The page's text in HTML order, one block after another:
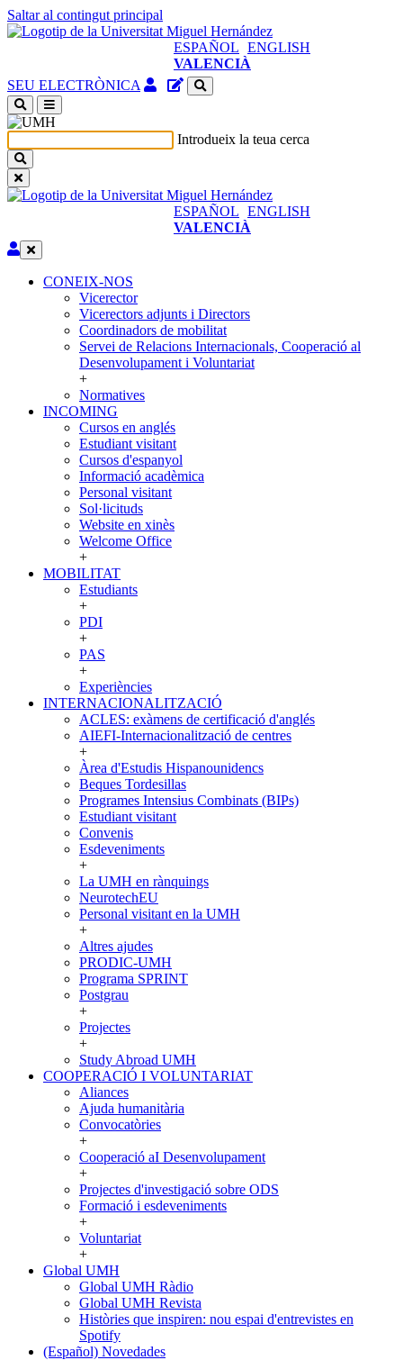
Saltar al contingut principal
ESPAÑOL ENGLISH
VALENCIÀ
SEU ELECTRÒNICA Accés
identificat
en
nova
Gestor
del
lloc
Introdueix la teua cerca
ESPAÑOL ENGLISH
VALENCIÀ
Editar
CONEIX-NOS
CONEIX-
NOS
Vicerector
Vicerectors adjunts i Directors
Coordinadors de mobilitat
Servei de Relacions Internacionals, Cooperació al
Desenvolupament i Voluntariat
+
Normatives
INCOMING
INCOMING
Cursos en anglés
Estudiant visitant
Cursos d'espanyol
Informació acadèmica
Personal visitant
Sol·licituds
Website en xinès
Welcome Office
+
MOBILITAT
MOBILITAT
Estudiants
+
PDI
+
PAS
+
Experiències
INTERNACIONALITZACIÓ
INTERNACIONALITZACIÓ
ACLES: exàmens de certificació d'anglés
AIEFI-Internacionalització de centres
+
Àrea d'Estudis Hispanounidencs
Beques Tordesillas
Programes Intensius Combinats (BIPs)
Estudiant visitant
Convenis
Esdeveniments
+
La UMH en rànquings
NeurotechEU
Personal visitant en la UMH
+
Altres ajudes
PRODIC-UMH
Programa SPRINT
Postgrau
+
Projectes
+
Study Abroad UMH
COOPERACIÓ I VOLUNTARIAT
COOPERACIÓ
VOLUNTARIAT
Aliances
Ajuda humanitària
Convocatòries
+
Cooperació aI Desenvolupament
+
Projectes d'investigació sobre ODS
Formació i esdeveniments
+
Voluntariat
+
Global UMH
Global
UMH
Global UMH Ràdio
Global UMH Revista
Històries que inspiren: nou espai d'entrevistes en
Spotify
(Español) Novedades